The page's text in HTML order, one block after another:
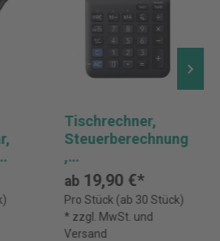
Tischrechner,
Steuerberechnung
,
Währungsumrechn
ung, 8-stellig
CASIO MS-8F
ab 19,90 €*
Pro Stück (ab 30 Stück)
* zzgl. MwSt. und
Versand